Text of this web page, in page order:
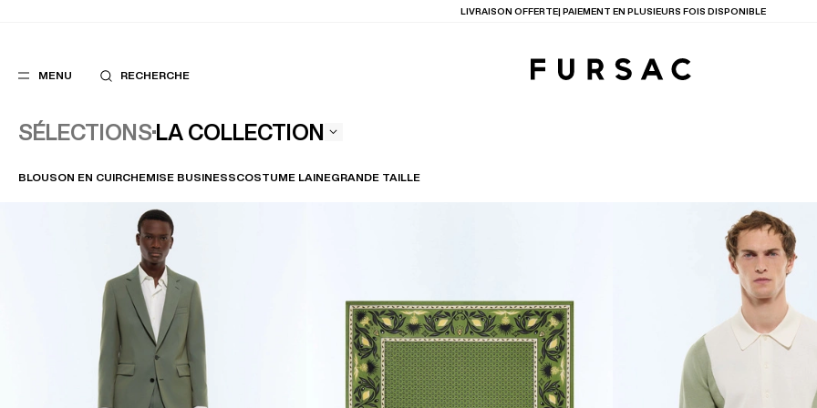
LIVRAISON OFFERTE| PAIEMENT EN PLUSIEURS FOIS DISPONIBLE
MENU RECHERCHE
SÉLECTIONS LA COLLECTION
BLOUSON EN CUIRCHEMISE BUSINESSCOSTUME LAINEGRANDE TAILLE
COSTUME EN TOILE
BEIGE